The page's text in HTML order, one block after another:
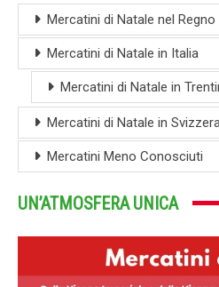
Mercatini di Natale nel Regno
Mercatini di Natale in Italia
Mercatini di Natale in
Mercatini di Natale in
Mercatini Meno Conosciuti
UN’ATMOSFERA UNICA